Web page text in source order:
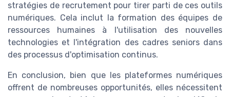
stratégies de recrutement pour tirer parti de ces outils
numériques. Cela inclut la formation des équipes de
ressources humaines à l'utilisation des nouvelles
technologies et l'intégration des cadres seniors dans
des processus d'optimisation continus.
En conclusion, bien que les plateformes numériques
offrent de nombreuses opportunités, elles nécessitent